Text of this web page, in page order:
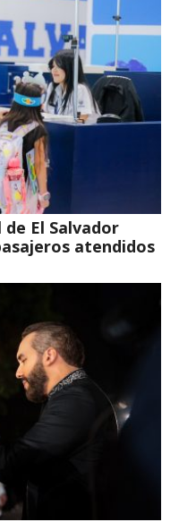
El Salvador
atendidos